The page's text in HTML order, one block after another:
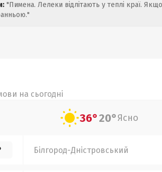
"Пимена. Лелеки відлітають у теплі краї.
на сьогодні
36°20°Ясно
Білгород-Дністровський